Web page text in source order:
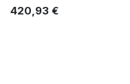
420,93 €